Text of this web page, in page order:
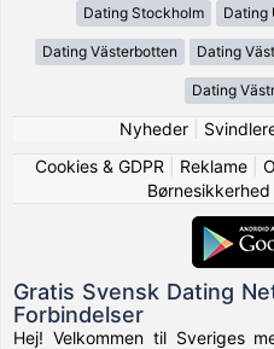
Dating Stockholm Dating
Dating Västerbotten Dating
Dating
Nyheder|
Cookies & GDPR
Reklame|
Børnesikkerhed
Gratis Svensk Dating
Forbindelser
Hej! Velkommen til Sveriges